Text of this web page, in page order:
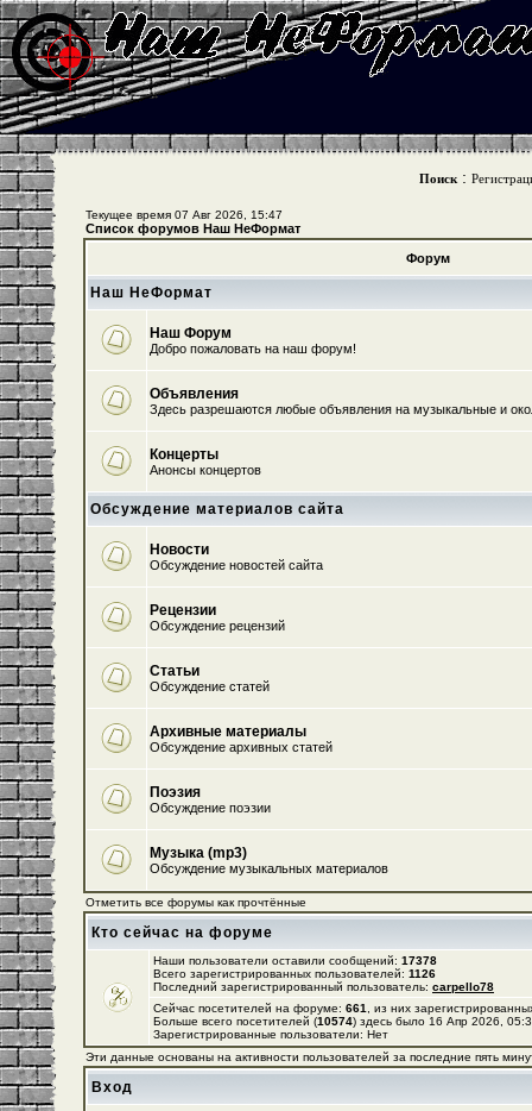
Поиск :
Текущее время 07 Авг 2026, 15:47
Список форумов Наш НеФормат
Форум
Наш НеФормат
Наш Форум
Добро пожаловать на наш форум!
Объявления
Здесь разрешаются любые объявления на музыкальные и
Концерты
Анонсы концертов
Обсуждение материалов сайта
Новости
Обсуждение новостей сайта
Рецензии
Обсуждение рецензий
Статьи
Обсуждение статей
Архивные материалы
Обсуждение архивных статей
Поэзия
Обсуждение поэзии
Музыка (mp3)
Обсуждение музыкальных материалов
Отметить все форумы как прочтённые
Кто сейчас на форуме
Наши пользователи оставили сообщений: 17378
Всего зарегистрированных пользователей: 1126
Последний зарегистрированный пользователь: carpello78
Сейчас посетителей на форуме: 661
, из них
Больше всего посетителей (10574) здесь было 16 Апр 2026,
Зарегистрированные пользователи: Нет
Эти данные основаны на активности пользователей за последние пять
Вход